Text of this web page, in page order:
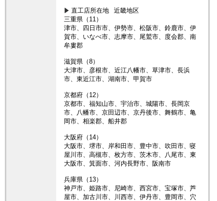
直工店所在地
近畿地区
三重県（11）
津市、四日市市、伊勢市、松阪市、鈴鹿市、伊
賀市、いなべ市、志摩市、尾鷲市、度会郡、南
牟婁郡
滋賀県（8）
大津市、彦根市、近江八幡市、草津市、長浜
市、東近江市、湖南市、甲賀市
京都府（12）
京都市、福知山市、宇治市、城陽市、長岡京
市、八幡市、京田辺市、京丹後市、舞鶴市、亀
岡市、相楽郡、船井郡
大阪府（14）
大阪市、堺市、岸和田市、豊中市、吹田市、寝
屋川市、高槻市、枚方市、茨木市、八尾市、東
大阪市、箕面市、河内長野市、阪南市
兵庫県（13）
神戸市、姫路市、尼崎市、西宮市、宝塚市、芦
屋市、加古川市、川西市、伊丹市、豊岡市、穴